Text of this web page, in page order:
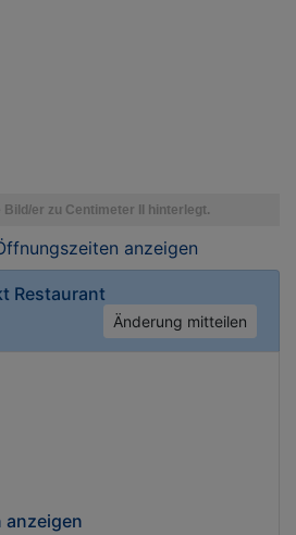
anzeigen
Restaurant
Änderung mitteilen
anzeigen